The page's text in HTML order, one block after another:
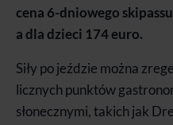
cena 6-dniowego
a dla dzieci 174 euro.
Siły po jeździe można
licznych punktów
słonecznymi, takich jak